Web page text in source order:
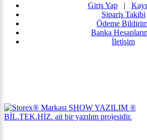
Giriş Yap|
Sipariş Takibi
Ödeme
Banka
İletişim